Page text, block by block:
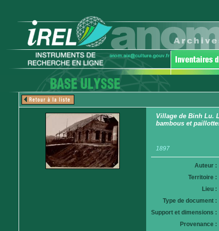
Village de Binh Lu.
bambous et
1897
Auteur :
Territoire :
Lieu :
Type de document :
Support et dimensions :
Provenance :